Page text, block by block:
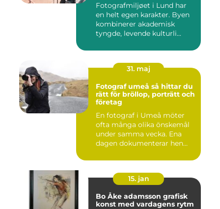
Fotografmiljøet i Lund har
en helt egen karakter. Byen
kombinerer akademisk
tyngde, levende kulturli...
31. maj
Fotograf umeå så hittar du
rätt för bröllop, porträtt och
företag
En fotograf i Umeå möter
ofta många olika önskemål
under samma vecka. Ena
dagen dokumenterar hen
15. jan
Bo Åke adamsson grafisk
konst med vardagens rytm